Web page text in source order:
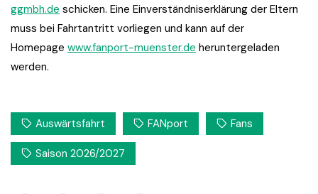
ggmbh.de schicken. Eine Einverständniserklärung der Eltern
muss bei Fahrtantritt vorliegen und kann auf der
Homepage www.fanport-muenster.de heruntergeladen
werden.
Auswärtsfahrt FANport Fans
Saison 2026/2027